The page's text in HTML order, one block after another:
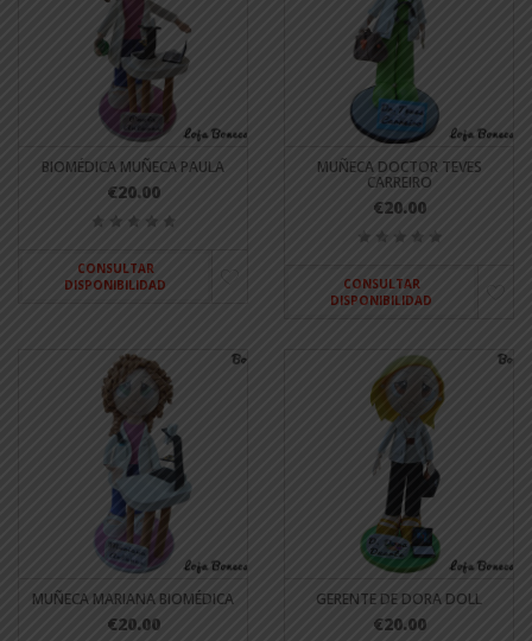
BIOMÉDICA MUÑECA PAULA
€20.00
CONSULTAR
DISPONIBILIDAD
MUÑECA DOCTOR TEVES
CARREIRO
€20.00
CONSULTAR
DISPONIBILIDAD
MUÑECA MARIANA BIOMÉDICA
€20.00
GERENTE DE DORA DOLL
€20.00